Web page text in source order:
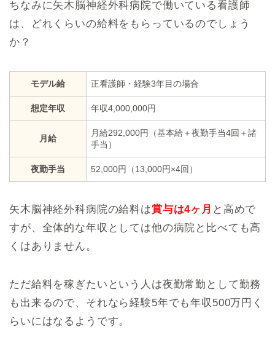
ちなみに矢木脳神経外科病院で働いている看護師
は、どれくらいの給料をもらっているのでしょう
か？
モデル給 正看護師・経験3年目の場合
想定年収 年収4,000,000円
月給
月給292,000円（基本給＋夜勤手当4回＋諸
手当）
夜勤手当 52,000円（13,000円×4回）
矢木脳神経外科病院の給料は賞与は4ヶ月 と高めで
すが、全体的な年収としては他の病院と比べても高
くはありません。
ただ給料を稼ぎたいという人は夜勤常勤として勤務
も出来るので、それなら経験5年でも年収500万円く
らいにはなるようです。